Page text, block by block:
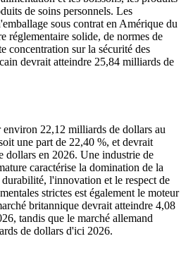
de soins personnels. Les
sous contrat en Amérique du
réglementaire solide, de normes de
concentration sur la sécurité des
devrait atteindre 25,84 milliards de
22,12 milliards de dollars au
une part de 22,40 %, et devrait
dollars en 2026. Une industrie de
caractérise la domination de la
l'innovation et le respect de
strictes est également le moteur
britannique devrait atteindre 4,08
tandis que le marché allemand
de dollars d'ici 2026.